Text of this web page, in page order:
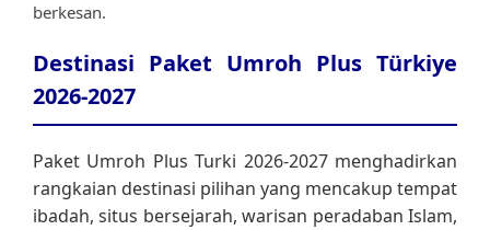
berkesan.
Destinasi Paket Umroh Plus Türkiye
2026-2027
Paket Umroh Plus Turki 2026-2027 menghadirkan
rangkaian destinasi pilihan yang mencakup tempat
ibadah, situs bersejarah, warisan peradaban Islam,